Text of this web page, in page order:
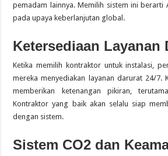
pemadam lainnya. Memilih sistem ini berarti
pada upaya keberlanjutan global.
Ketersediaan Layanan
Ketika memilih kontraktor untuk instalasi,
mereka menyediakan layanan darurat 24/7.
memberikan ketenangan pikiran,
Kontraktor yang baik akan selalu siap
dengan sistem.
Sistem CO2 dan